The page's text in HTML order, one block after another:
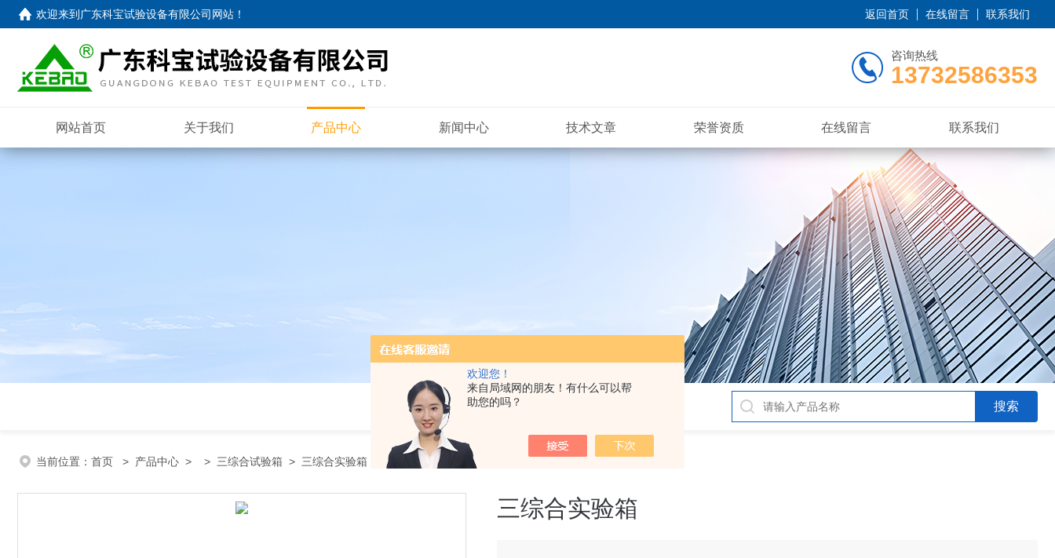
欢迎您！
来自局域网的朋友！有什么可以帮
助您的吗？
欢迎来到 广东科宝试验设备有限公司网站 ！ 返回首页 在线留言 联系我们
咨询热线
13732586353
网站首页 关于我们 产品中心 新闻中心 技术文章 荣誉资质 在线留言 联系我们
当前位置： 首页 > 产品中心 > > 三综合试验箱 > 三综合实验箱
三综合实验箱